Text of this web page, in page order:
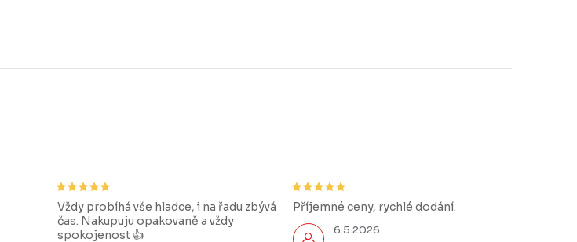
Vždy probíhá vše hladce, i na řadu zbývá
čas. Nakupuju opakovaně a vždy
spokojenost 👍
6.5.2026
Příjemné ceny, rychlé dodání.